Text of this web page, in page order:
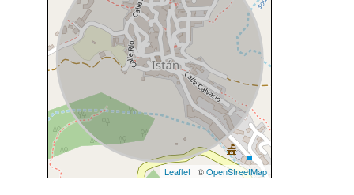
Leaflet | ©OpenStreetMap